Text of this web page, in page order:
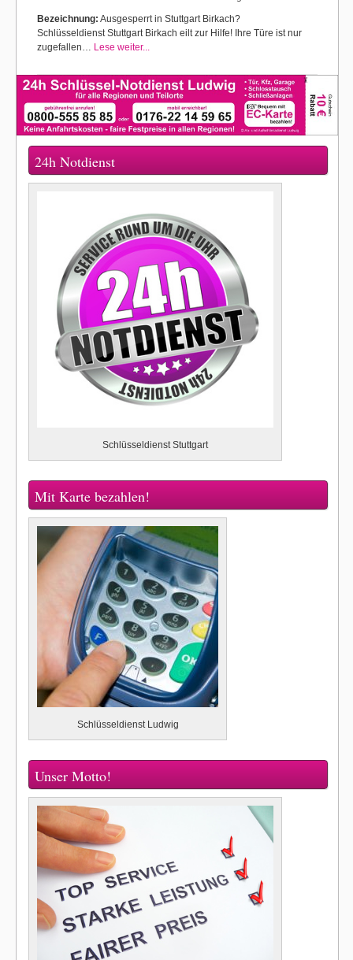
Bezeichnung: Ausgesperrt in Stuttgart Birkach?
Schlüsseldienst Stuttgart Birkach eilt zur Hilfe! Ihre Türe ist nur
zugefallen… Lese weiter...
24h Notdienst
Schlüsseldienst Stuttgart
Mit Karte bezahlen!
Schlüsseldienst Ludwig
Unser Motto!